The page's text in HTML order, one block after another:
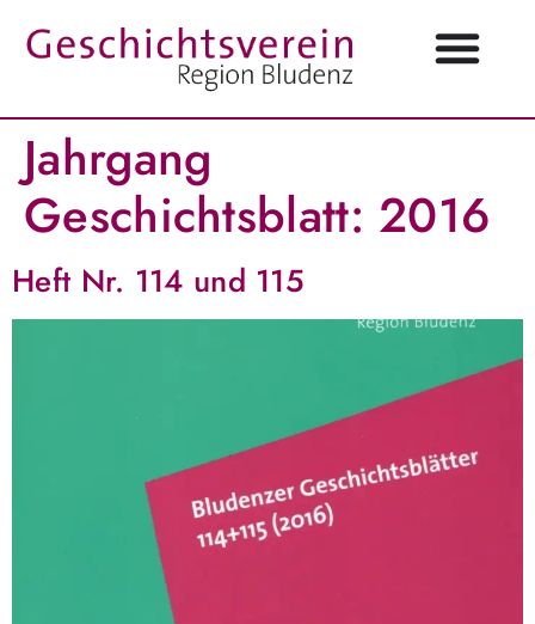
Jahrgang
Geschichtsblatt: 2016
Heft Nr. 114 und 115